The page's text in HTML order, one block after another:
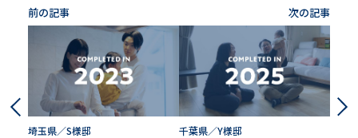
前の記事
埼玉県／S様邸
次の記事
千葉県／Y様邸